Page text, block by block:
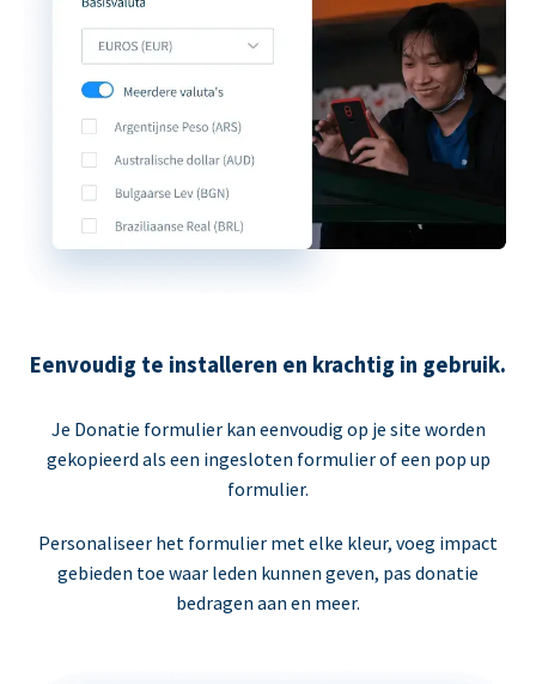
Eenvoudig te installeren en krachtig in gebruik.
Je Donatie formulier kan eenvoudig op je site worden
gekopieerd als een ingesloten formulier of een pop up
formulier.
Personaliseer het formulier met elke kleur, voeg impact
gebieden toe waar leden kunnen geven, pas donatie
bedragen aan en meer.